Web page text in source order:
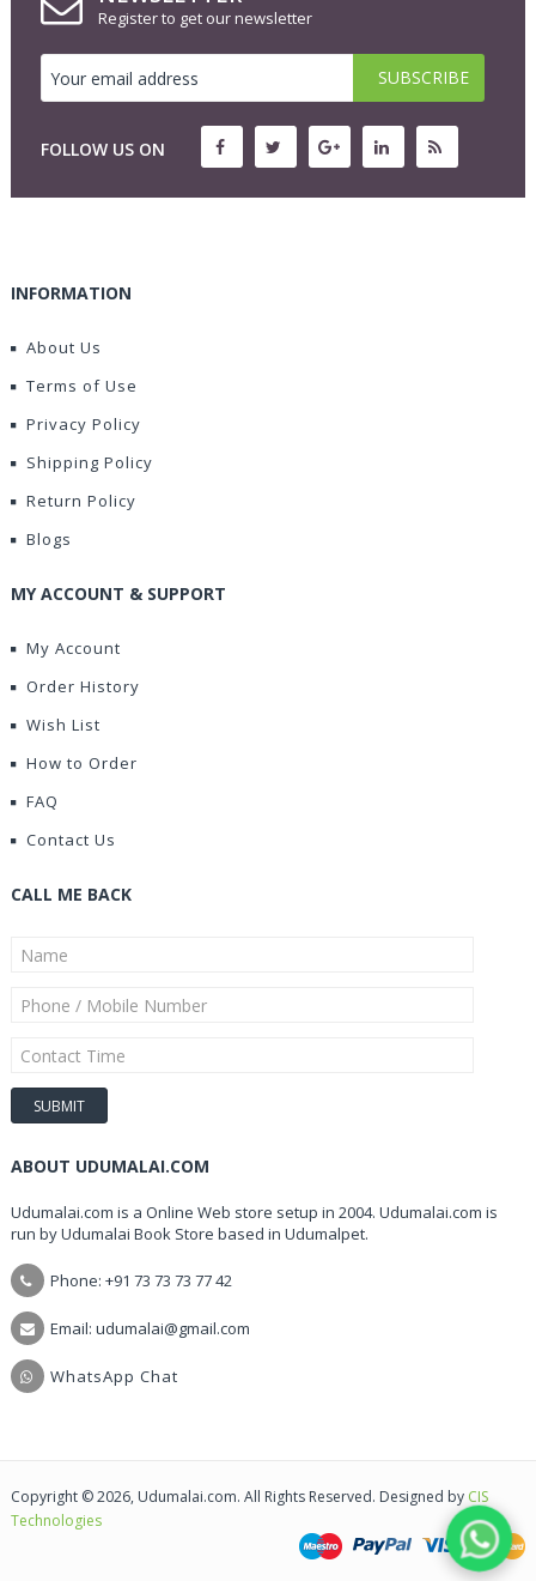
Register to get our newsletter
FOLLOW US ON
INFORMATION
About Us
Terms of Use
Privacy Policy
Shipping Policy
Return Policy
Blogs
MY ACCOUNT & SUPPORT
My Account
Order History
Wish List
How to Order
FAQ
Contact Us
CALL ME BACK
ABOUT UDUMALAI.COM
Udumalai.com is a Online Web store setup in 2004. Udumalai.com is
run by Udumalai Book Store based in Udumalpet.
Phone: +91 73 73 73 77 42
Email: udumalai@gmail.com
WhatsApp Chat
Copyright © 2026, Udumalai.com. All Rights Reserved. Designed by CIS
Technologies